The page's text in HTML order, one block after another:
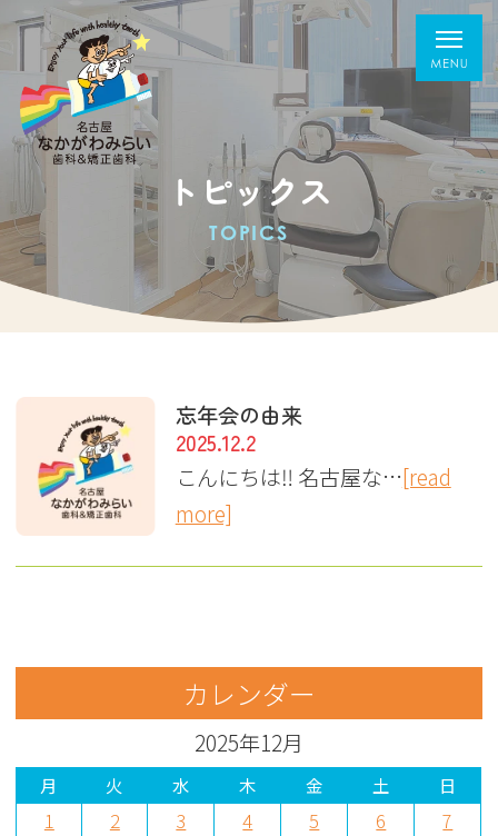
トピックス
TOPICS
忘年会の由来
2025.12.2
こんにちは‼︎ 名古屋な…[read
more]
カレンダー
2025年12月
月 火 水 木 金 土 日
1 2 3 4 5 6
7